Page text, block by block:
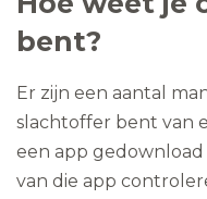
bent?
Er zijn een aantal
slachtoffer bent van
een app
van die app